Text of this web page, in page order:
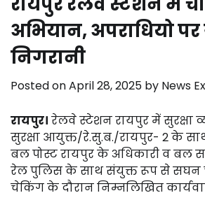
अभियान, अपराधियो
निगरानी
Posted onApril 28, 2025 by News
रायपुर। रेलवे स्टेशन रायपुर में सुरक्षा
सुरक्षा आयुक्त/रे.सु.ब./रायपुर- 2 के
बल पोस्ट रायपुर के अधिकारी व बल
रेल पुलिस के साथ संयुक्त रूप से सघन
चेकिंग के दौरान निम्नलिखित